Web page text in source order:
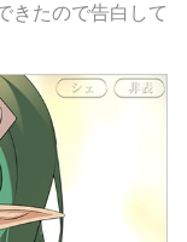
きたので告白して